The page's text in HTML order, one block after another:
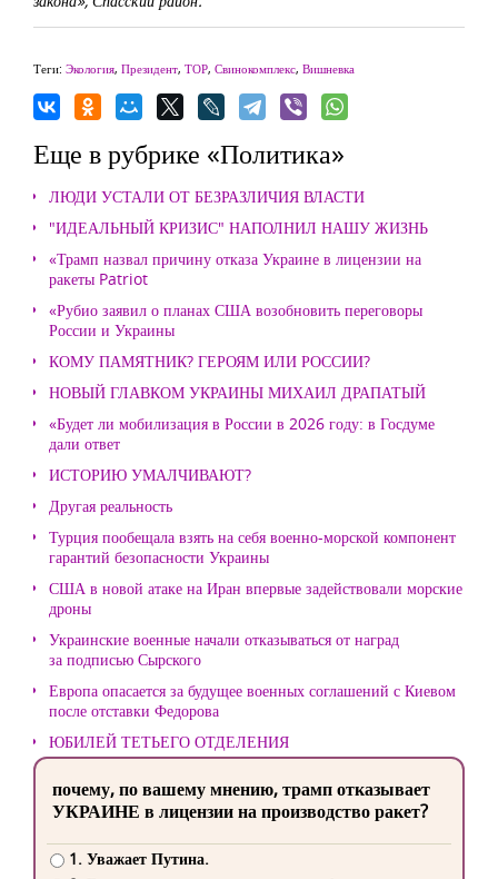
Теги: Экология, Президент, ТОР, Свинокомплекс, Вишневка
Еще в рубрике «Политика»
ЛЮДИ УСТАЛИ ОТ БЕЗРАЗЛИЧИЯ ВЛАСТИ
"ИДЕАЛЬНЫЙ КРИЗИС" НАПОЛНИЛ НАШУ ЖИЗНЬ
«Трамп назвал причину отказа Украине в лицензии на
ракеты Patriot
«Рубио заявил о планах США возобновить переговоры
России и Украины
КОМУ ПАМЯТНИК? ГЕРОЯМ ИЛИ РОССИИ?
НОВЫЙ ГЛАВКОМ УКРАИНЫ МИХАИЛ ДРАПАТЫЙ
«Будет ли мобилизация в России в 2026 году: в Госдуме
дали ответ
ИСТОРИЮ УМАЛЧИВАЮТ?
Другая реальность
Турция пообещала взять на себя военно-морской компонент
гарантий безопасности Украины
США в новой атаке на Иран впервые задействовали морские
дроны
Украинские военные начали отказываться от наград
за подписью Сырского
Европа опасается за будущее военных соглашений с Киевом
после отставки Федорова
ЮБИЛЕЙ ТЕТЬЕГО ОТДЕЛЕНИЯ
почему, по вашему мнению, трамп отказывает
УКРАИНЕ в лицензии на производство ракет?
1. Уважает Путина.